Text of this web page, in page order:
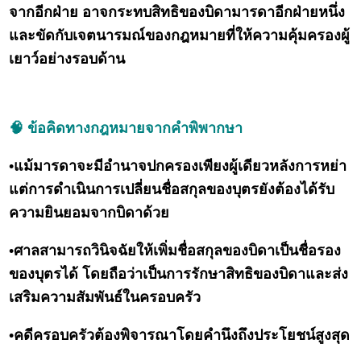
จากอีกฝ่าย อาจกระทบสิทธิของบิดามารดาอีกฝ่ายหนึ่ง
และขัดกับเจตนารมณ์ของกฎหมายที่ให้ความคุ้มครองผู้
เยาว์อย่างรอบด้าน
🧠 ข้อคิดทางกฎหมายจากคำพิพากษา
•แม้มารดาจะมีอำนาจปกครองเพียงผู้เดียวหลังการหย่า
แต่การดำเนินการเปลี่ยนชื่อสกุลของบุตรยังต้องได้รับ
ความยินยอมจากบิดาด้วย
•ศาลสามารถวินิจฉัยให้เพิ่มชื่อสกุลของบิดาเป็นชื่อรอง
ของบุตรได้ โดยถือว่าเป็นการรักษาสิทธิของบิดาและส่ง
เสริมความสัมพันธ์ในครอบครัว
•คดีครอบครัวต้องพิจารณาโดยคำนึงถึงประโยชน์สูงสุด